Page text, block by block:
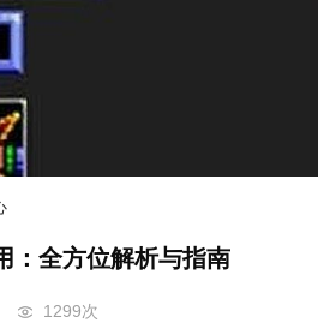
：全方位解析与指南
1299次